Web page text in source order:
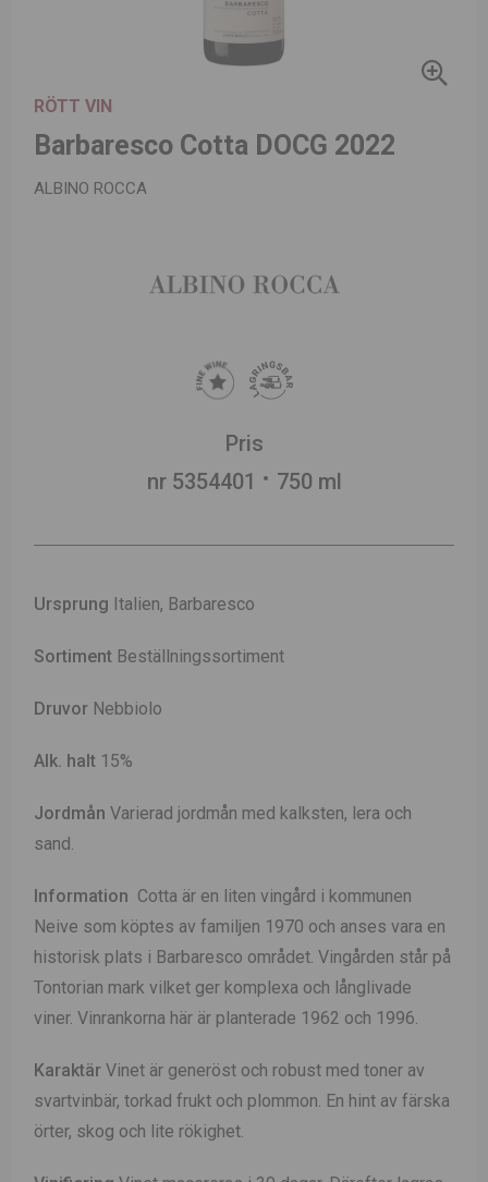
RÖTT VIN
Barbaresco Cotta DOCG 2022
ALBINO ROCCA
Pris
nr 5354401
750 ml
Ursprung Italien, Barbaresco
Sortiment Beställningssortiment
Druvor Nebbiolo
Alk. halt 15%
Jordmån Varierad jordmån med kalksten, lera och
sand.
Information Cotta är en liten vingård i kommunen
Neive som köptes av familjen 1970 och anses vara en
historisk plats i Barbaresco området. Vingården står på
Tontorian mark vilket ger komplexa och långlivade
viner. Vinrankorna här är planterade 1962 och 1996.
KaraktärVinet är generöst och robust med toner av
svartvinbär, torkad frukt och plommon. En hint av färska
örter, skog och lite rökighet.